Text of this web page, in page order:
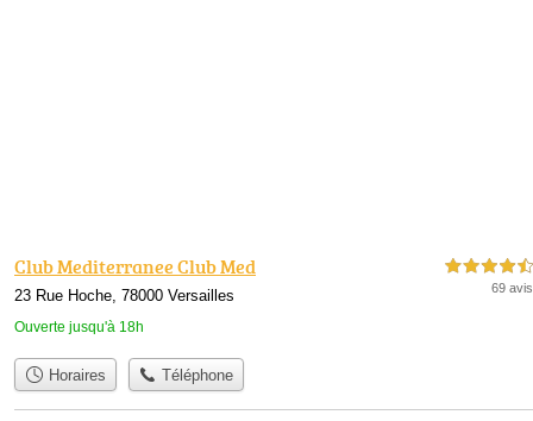
Club Mediterranee Club Med
23 Rue Hoche, 78000 Versailles
Ouverte jusqu'à 18h
4,5 étoiles sur 5
69 avis
Horaires Téléphone